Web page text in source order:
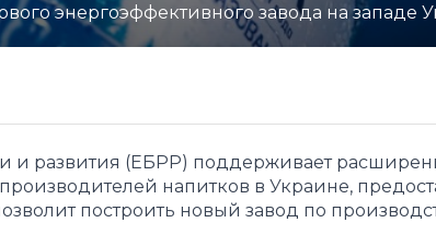
энергоэффективного завода на западе
и развития (ЕБРР) поддерживает
напитков в Украине,
построить новый завод по